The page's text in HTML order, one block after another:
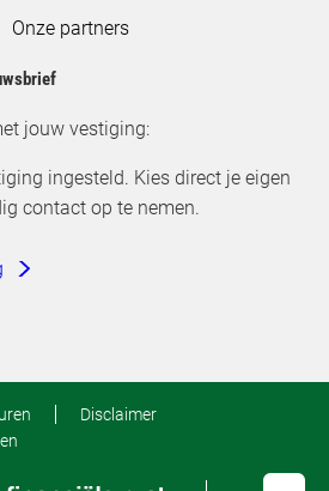
Onze partners
jouw vestiging:
ingesteld. Kies direct je eigen
contact op te nemen.
Disclaimer